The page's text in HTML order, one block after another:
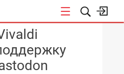
КОНФЕРЕНЦИИ